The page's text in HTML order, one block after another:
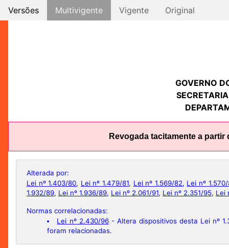
Versões Multivigente Vigente Original
GOVERNO
Revogada tacitamente a partir
Alterada por:
Lei nº 1.403/80, Lei nº 1.479/81, Lei nº 1.569/82, Lei nº
1.932/89, Lei nº 1.936/89, Lei nº 2.061/91, Lei nº 2.351/95, Lei
Normas correlacionadas:
Lei nº 2.430/96- Altera dispositivos desta Lei nº
foram relacionadas.